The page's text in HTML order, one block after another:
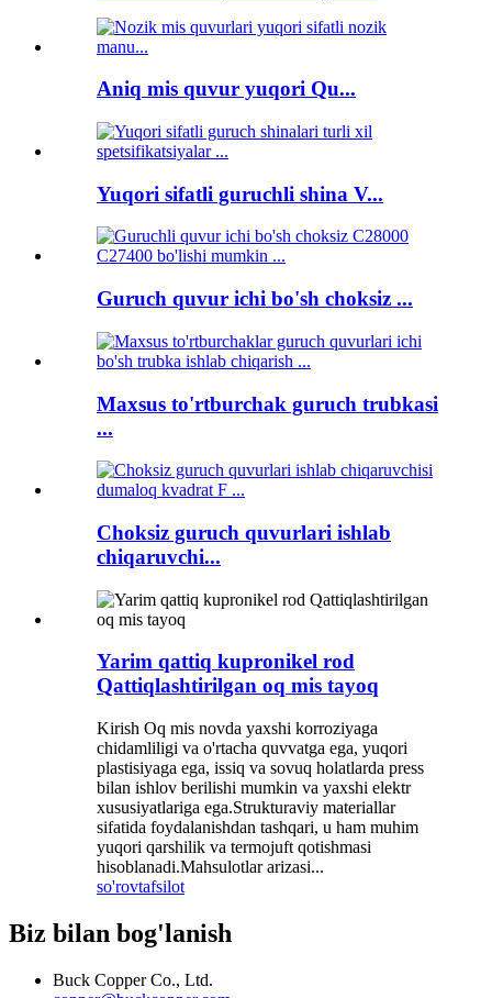
Aniq mis quvur yuqori Qu...
Yuqori sifatli guruchli shina V...
Guruch quvur ichi bo'sh choksiz ...
Maxsus to'rtburchak guruch trubkasi
...
Choksiz guruch quvurlari ishlab
chiqaruvchi...
Yarim qattiq kupronikel rod
Qattiqlashtirilgan oq mis tayoq
Kirish Oq mis novda yaxshi korroziyaga
chidamliligi va o'rtacha quvvatga ega, yuqori
plastisiyaga ega, issiq va sovuq holatlarda press
bilan ishlov berilishi mumkin va yaxshi elektr
xususiyatlariga ega.Strukturaviy materiallar
sifatida foydalanishdan tashqari, u ham muhim
yuqori qarshilik va termojuft qotishmasi
hisoblanadi.Mahsulotlar arizasi...
so'rovtafsilot
Biz bilan bog'lanish
Buck Copper Co., Ltd.